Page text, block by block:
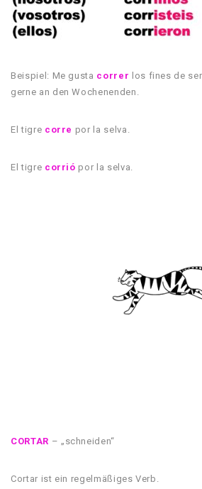
Beispiel: Me gusta correr los fines de
gerne an den Wochenenden.
El tigre corre por la selva.
El tigre corrió por la selva.
CORTAR – „schneiden“
Cortar ist ein regelmäßiges Verb.